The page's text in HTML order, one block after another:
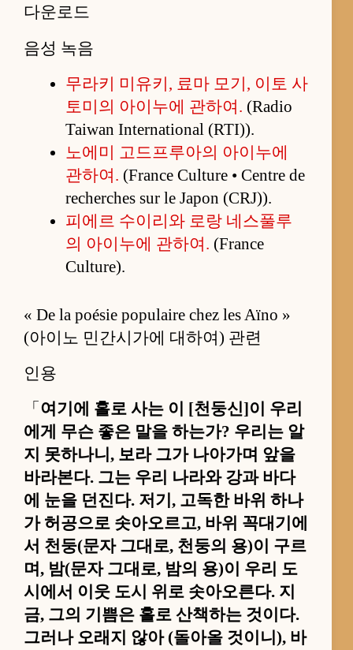
다운로드
음성 녹음
무라키 미유키, 료마 모기, 이토 사
토미의 아이누에 관하여. (Radio
Taiwan International (RTI)).
노에미 고드프루아의 아이누에
관하여. (France Culture • Centre de
recherches sur le Japon (CRJ)).
피에르 수이리와 로랑 네스풀루
의 아이누에 관하여. (France
Culture).
« De la poésie populaire chez les Aïno »
(아이노 민간시가에 대하여) 관련
인용
「 여기에 홀로 사는 이 [천둥신]이 우리
에게 무슨 좋은 말을 하는가? 우리는 알
지 못하나니, 보라 그가 나아가며 앞을
바라본다. 그는 우리 나라와 강과 바다
에 눈을 던진다. 저기, 고독한 바위 하나
가 허공으로 솟아오르고, 바위 꼭대기에
서 천둥(문자 그대로, 천둥의 용)이 구르
며, 밤(문자 그대로, 밤의 용)이 우리 도
시에서 이웃 도시 위로 솟아오른다. 지
금, 그의 기쁨은 홀로 산책하는 것이다.
그러나 오래지 않아 (돌아올 것이니), 바